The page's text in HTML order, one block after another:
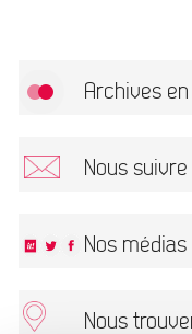
Archives
Nous suivre
Ce champ est exigé.
Nos médias
Nous